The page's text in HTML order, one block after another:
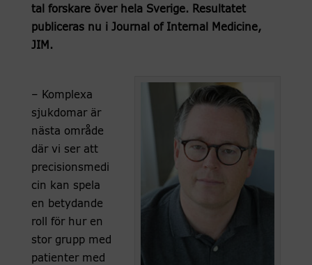
tal forskare över hela Sverige. Resultatet
publiceras nu i Journal of Internal Medicine,
JIM.
– Komplexa
sjukdomar är
nästa område
där vi ser att
precisionsmedi
cin kan spela
en betydande
roll för hur en
stor grupp med
patienter med